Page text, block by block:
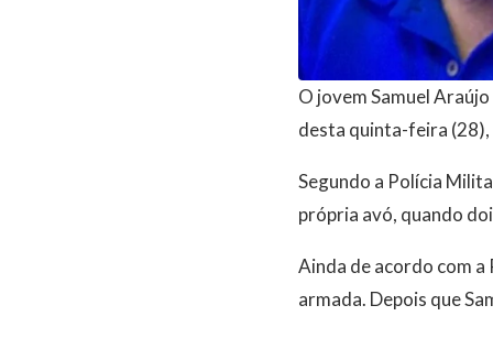
O jovem Samuel
desta quinta-feira (28),
Segundo a Polícia
própria avó, quando
Ainda de acordo com
armada. Depois que